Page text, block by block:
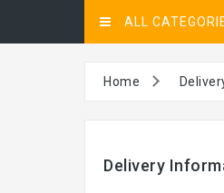
ALL
Home
Delivery